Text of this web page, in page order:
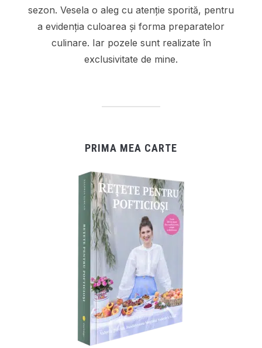
sezon. Vesela o aleg cu atenție sporită, pentru
a evidenția culoarea și forma preparatelor
culinare. Iar pozele sunt realizate în
exclusivitate de mine.
PRIMA MEA CARTE